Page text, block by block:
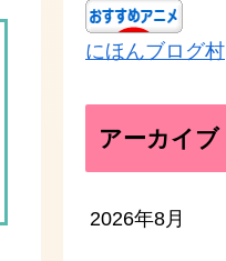
にほんブログ村
アーカイブ
2026年8月